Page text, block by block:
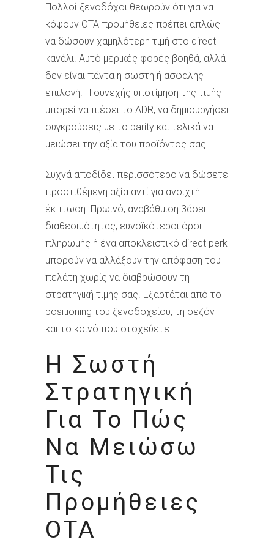
Πολλοί ξενοδόχοι θεωρούν ότι για να
κόψουν OTA προμήθειες πρέπει απλώς
να δώσουν χαμηλότερη τιμή στο direct
κανάλι. Αυτό μερικές φορές βοηθά, αλλά
δεν είναι πάντα η σωστή ή ασφαλής
επιλογή. Η συνεχής υποτίμηση της τιμής
μπορεί να πιέσει το ADR, να δημιουργήσει
συγκρούσεις με το parity και τελικά να
μειώσει την αξία του προϊόντος σας.
Συχνά αποδίδει περισσότερο να δώσετε
προστιθέμενη αξία αντί για ανοιχτή
έκπτωση. Πρωινό, αναβάθμιση βάσει
διαθεσιμότητας, ευνοϊκότεροι όροι
πληρωμής ή ένα αποκλειστικό direct perk
μπορούν να αλλάξουν την απόφαση του
πελάτη χωρίς να διαβρώσουν τη
στρατηγική τιμής σας. Εξαρτάται από το
positioning του ξενοδοχείου, τη σεζόν
και το κοινό που στοχεύετε.
Η Σωστή
Στρατηγική
Για Το Πώς
Να Μειώσω
Τις
Προμήθειες
OTA